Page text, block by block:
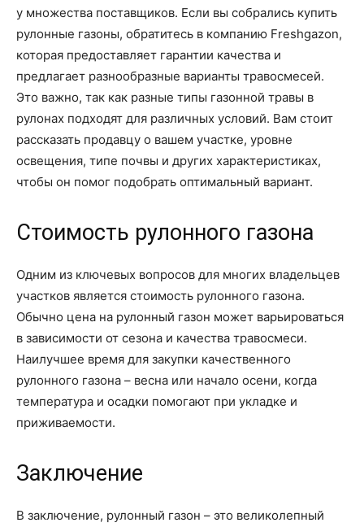
у множества поставщиков. Если вы собрались купить
рулонные газоны, обратитесь в компанию Freshgazon,
которая предоставляет гарантии качества и
предлагает разнообразные варианты травосмесей.
Это важно, так как разные типы газонной травы в
рулонах подходят для различных условий. Вам стоит
рассказать продавцу о вашем участке, уровне
освещения, типе почвы и других характеристиках,
чтобы он помог подобрать оптимальный вариант.
Стоимость рулонного газона
Одним из ключевых вопросов для многих владельцев
участков является стоимость рулонного газона.
Обычно цена на рулонный газон может варьироваться
в зависимости от сезона и качества травосмеси.
Наилучшее время для закупки качественного
рулонного газона – весна или начало осени, когда
температура и осадки помогают при укладке и
приживаемости.
Заключение
В заключение, рулонный газон – это великолепный